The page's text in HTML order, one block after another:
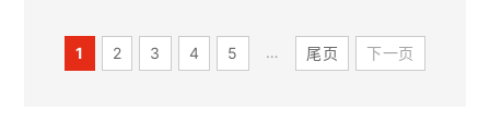
1 2 3 4 5 … 尾页 下一页